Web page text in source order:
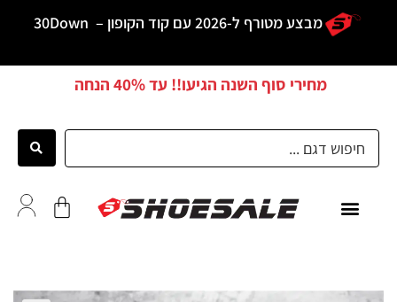
מבצע מטורף ל-2026 עם קוד הקופון – 30Down
מחירי סוף השנה הגיעו!! עד40% הנחה